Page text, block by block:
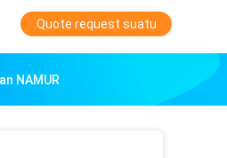
Quote request suatu
NAMUR